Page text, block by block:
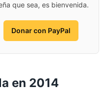
que sea, es bienvenida.
Donar con PayPal
en 2014